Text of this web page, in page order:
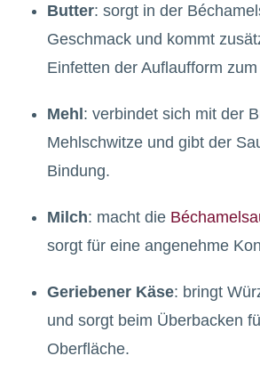
Butter: sorgt in der
Geschmack und kommt
Einfetten der Auflaufform
Mehl: verbindet sich mit der
Mehlschwitze und gibt der
Bindung.
Milch: macht die
sorgt für eine angenehme
Geriebener Käse: bringt
und sorgt beim Überbacken
Oberfläche.